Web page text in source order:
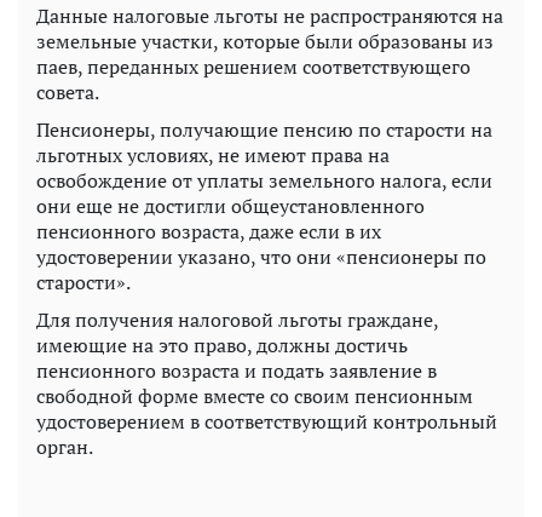
Данные налоговые льготы не распространяются на
земельные участки, которые были образованы из
паев, переданных решением соответствующего
совета.
Пенсионеры, получающие пенсию по старости на
льготных условиях, не имеют права на
освобождение от уплаты земельного налога, если
они еще не достигли общеустановленного
пенсионного возраста, даже если в их
удостоверении указано, что они «пенсионеры по
старости».
Для получения налоговой льготы граждане,
имеющие на это право, должны достичь
пенсионного возраста и подать заявление в
свободной форме вместе со своим пенсионным
удостоверением в соответствующий контрольный
орган.